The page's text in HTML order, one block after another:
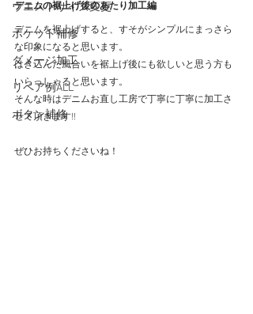
ウエストサイズ変更
ポケット補修
ダメージ加工
リペア例ALL
ボタン補修
デニムの裾上げ後のあたり加工編
デニムを裾上げすると、すそがシンプルにまっさら
な印象になると思います。
はき込んだ風合いを裾上げ後にも欲しいと思う方も
いらっしゃると思います。
そんな時はデニムお直し工房で丁寧に丁寧に加工さ
せて頂きます!!
ぜひお持ちくださいね！